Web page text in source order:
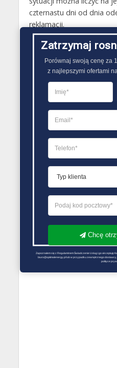
czternastu dni od dnia
reklamacji.
Gazy techniczne
Butle gazowe
LPG Zakroczym
Dostawcy gazu
PORÓWNYWARKA
Zatrzymaj
Porównaj swoją cenę za
z najlepszymi ofertami
Chcę
Zapoznałem się z Regulaminem Świadczenie Usług i go akceptuję
biuro@optimalenergy.pl lub w przypadku zewnętrznego
polityce